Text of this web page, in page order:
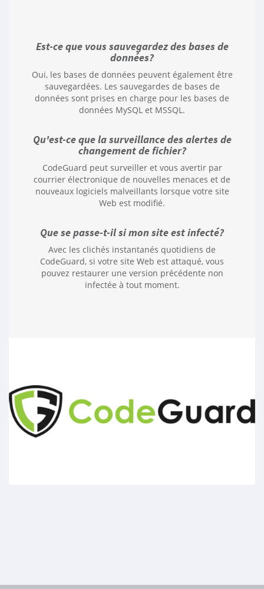
Est-ce que vous sauvegardez des bases de
données?
Oui, les bases de données peuvent également être
sauvegardées. Les sauvegardes de bases de
données sont prises en charge pour les bases de
données MySQL et MSSQL.
Qu'est-ce que la surveillance des alertes de
changement de fichier?
CodeGuard peut surveiller et vous avertir par
courrier électronique de nouvelles menaces et de
nouveaux logiciels malveillants lorsque votre site
Web est modifié.
Que se passe-t-il si mon site est infecté?
Avec les clichés instantanés quotidiens de
CodeGuard, si votre site Web est attaqué, vous
pouvez restaurer une version précédente non
infectée à tout moment.